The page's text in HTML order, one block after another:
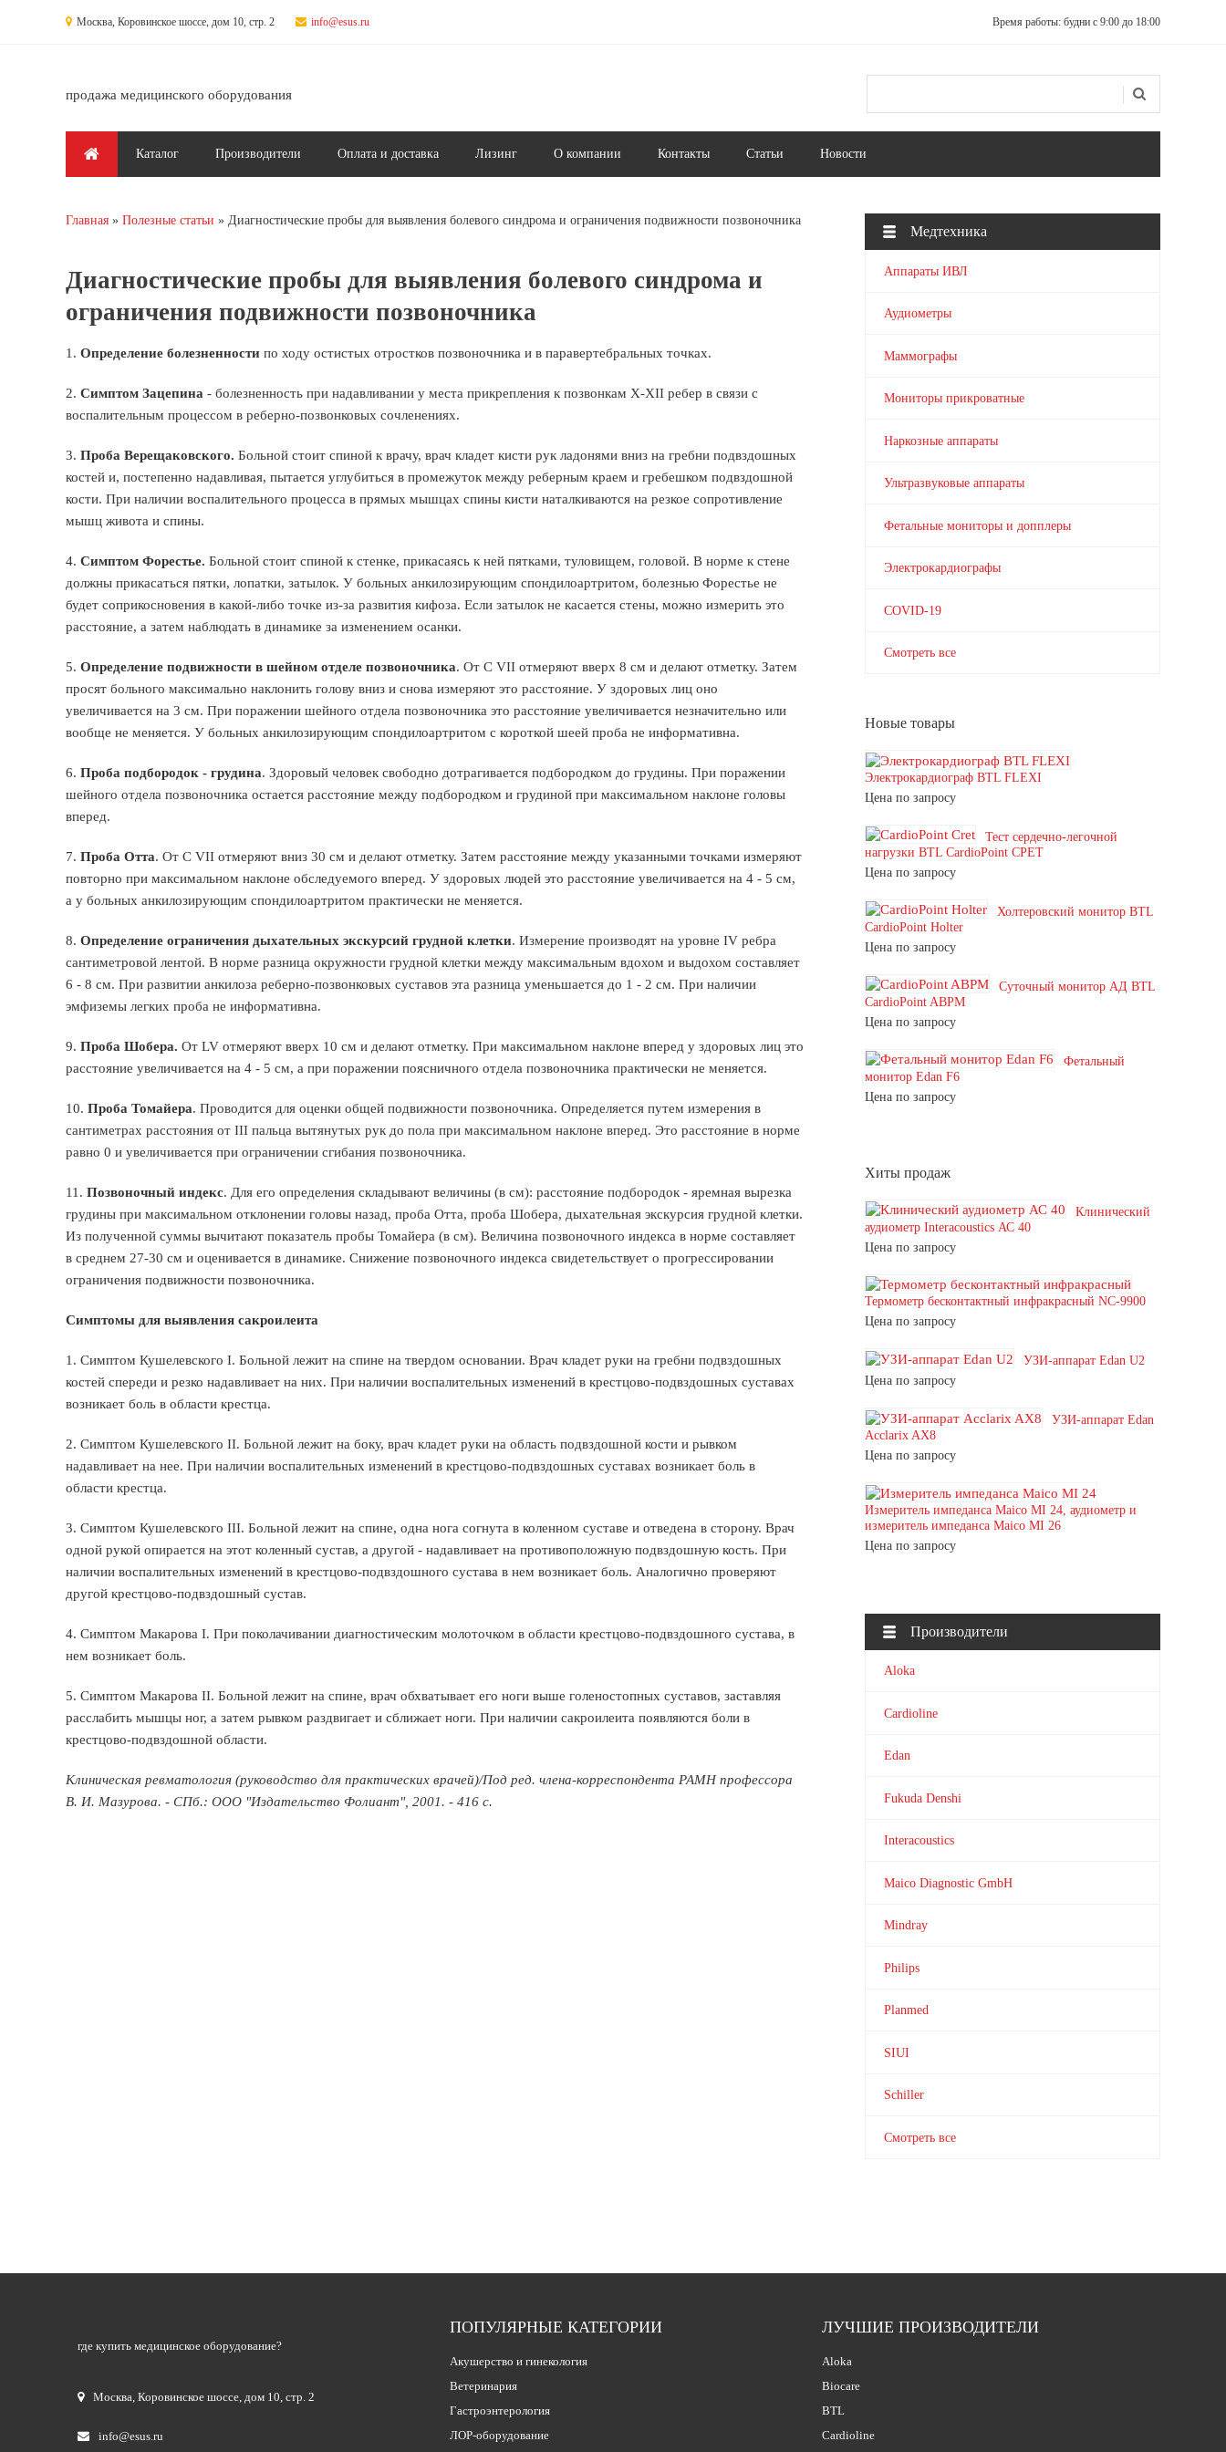
Москва, Коровинское шоссе, дом 10, стр. 2 info@esus.ru Время работы: будни с 9:00 до 18:00
продажа медицинского оборудования
Главное менюКаталог Производители Оплата и доставка Лизинг О компании Контакты Статьи Новости
Вы здесь
Главная Полезные статьи Диагностические пробы для выявления болевого синдрома и ограничения подвижности позвоночника
Диагностические пробы для выявления болевого синдрома и
ограничения подвижности позвоночника
1. Определение болезненности по ходу остистых отростков позвоночника и в паравертебральных точках.
2. Симптом Зацепина - болезненность при надавливании у места прикрепления к позвонкам X-XII ребер в связи с
воспалительным процессом в реберно-позвонковых сочленениях.
3. Проба Верещаковского. Больной стоит спиной к врачу, врач кладет кисти рук ладонями вниз на гребни подвздошных
костей и, постепенно надавливая, пытается углубиться в промежуток между реберным краем и гребешком подвздошной
кости. При наличии воспалительного процесса в прямых мышцах спины кисти наталкиваются на резкое сопротивление
мышц живота и спины.
4. Симптом Форестье. Больной стоит спиной к стенке, прикасаясь к ней пятками, туловищем, головой. В норме к стене
должны прикасаться пятки, лопатки, затылок. У больных анкилозирующим спондилоартритом, болезнью Форестье не
будет соприкосновения в какой-либо точке из-за развития кифоза. Если затылок не касается стены, можно измерить это
расстояние, а затем наблюдать в динамике за изменением осанки.
5. Определение подвижности в шейном отделе позвоночника. От C VII отмеряют вверх 8 см и делают отметку. Затем
просят больного максимально наклонить голову вниз и снова измеряют это расстояние. У здоровых лиц оно
увеличивается на 3 см. При поражении шейного отдела позвоночника это расстояние увеличивается незначительно или
вообще не меняется. У больных анкилозирующим спондилоартритом с короткой шеей проба не информативна.
6. Проба подбородок - грудина. Здоровый человек свободно дотрагивается подбородком до грудины. При поражении
шейного отдела позвоночника остается расстояние между подбородком и грудиной при максимальном наклоне головы
вперед.
7. Проба Отта. От C VII отмеряют вниз 30 см и делают отметку. Затем расстояние между указанными точками измеряют
повторно при максимальном наклоне обследуемого вперед. У здоровых людей это расстояние увеличивается на 4 - 5 см,
а у больных анкилозирующим спондилоартритом практически не меняется.
8. Определение ограничения дыхательных экскурсий грудной клетки. Измерение производят на уровне IV ребра
сантиметровой лентой. В норме разница окружности грудной клетки между максимальным вдохом и выдохом составляет
6 - 8 см. При развитии анкилоза реберно-позвонковых суставов эта разница уменьшается до 1 - 2 см. При наличии
эмфиземы легких проба не информативна.
9. Проба Шобера. От LV отмеряют вверх 10 см и делают отметку. При максимальном наклоне вперед у здоровых лиц это
расстояние увеличивается на 4 - 5 см, а при поражении поясничного отдела позвоночника практически не меняется.
10. Проба Томайера. Проводится для оценки общей подвижности позвоночника. Определяется путем измерения в
сантиметрах расстояния от III пальца вытянутых рук до пола при максимальном наклоне вперед. Это расстояние в норме
равно 0 и увеличивается при ограничении сгибания позвоночника.
11. Позвоночный индекс. Для его определения складывают величины (в см): расстояние подбородок - яремная вырезка
грудины при максимальном отклонении головы назад, проба Отта, проба Шобера, дыхательная экскурсия грудной клетки.
Из полученной суммы вычитают показатель пробы Томайера (в см). Величина позвоночного индекса в норме составляет
в среднем 27-30 см и оценивается в динамике. Снижение позвоночного индекса свидетельствует о прогрессировании
ограничения подвижности позвоночника.
Симптомы для выявления сакроилеита
1. Симптом Кушелевского I. Больной лежит на спине на твердом основании. Врач кладет руки на гребни подвздошных
костей спереди и резко надавливает на них. При наличии воспалительных изменений в крестцово-подвздошных суставах
возникает боль в области крестца.
2. Симптом Кушелевского II. Больной лежит на боку, врач кладет руки на область подвздошной кости и рывком
надавливает на нее. При наличии воспалительных изменений в крестцово-подвздошных суставах возникает боль в
области крестца.
3. Симптом Кушелевского III. Больной лежит на спине, одна нога согнута в коленном суставе и отведена в сторону. Врач
одной рукой опирается на этот коленный сустав, а другой - надавливает на противоположную подвздошную кость. При
наличии воспалительных изменений в крестцово-подвздошного сустава в нем возникает боль. Аналогично проверяют
другой крестцово-подвздошный сустав.
4. Симптом Макарова I. При поколачивании диагностическим молоточком в области крестцово-подвздошного сустава, в
нем возникает боль.
5. Симптом Макарова II. Больной лежит на спине, врач обхватывает его ноги выше голеностопных суставов, заставляя
расслабить мышцы ног, а затем рывком раздвигает и сближает ноги. При наличии сакроилеита появляются боли в
крестцово-подвздошной области.
Клиническая ревматология (руководство для практических врачей)/Под ред. члена-корреспондента РАМН профессора
В. И. Мазурова. - СПб.: ООО "Издательство Фолиант", 2001. - 416 с.
Медтехника
Аппараты ИВЛ
Аудиометры
Маммографы
Мониторы прикроватные
Наркозные аппараты
Ультразвуковые аппараты
Фетальные мониторы и допплеры
Электрокардиографы
COVID-19
Смотреть все
Новые товары
Электрокардиограф BTL FLEXI
Цена по запросу
Тест сердечно-легочной
нагрузки BTL CardioPoint CPET
Цена по запросу
Холтеровский монитор BTL
CardioPoint Holter
Цена по запросу
Суточный монитор АД BTL
CardioPoint ABPM
Цена по запросу
Фетальный
монитор Edan F6
Цена по запросу
Хиты продаж
Клинический
аудиометр Interacoustics АС 40
Цена по запросу
Термометр бесконтактный инфракрасный NC-9900
Цена по запросу
УЗИ-аппарат Edan U2
Цена по запросу
УЗИ-аппарат Edan
Acclarix AX8
Цена по запросу
Измеритель импеданса Maico MI 24, аудиометр и
измеритель импеданса Maico MI 26
Цена по запросу
Производители
Aloka
Cardioline
Edan
Fukuda Denshi
Interacoustics
Maico Diagnostic GmbH
Mindray
Philips
Planmed
SIUI
Schiller
Смотреть все
где купить медицинское оборудование?
Москва Коровинское шоссе, дом 10, стр. 2
info@esus.ru
ПОПУЛЯРНЫЕ КАТЕГОРИИ
Акушерство и гинекология
Ветеринария
Гастроэнтерология
ЛОР-оборудование
ЛУЧШИЕ ПРОИЗВОДИТЕЛИ
Aloka
Biocare
BTL
Cardioline